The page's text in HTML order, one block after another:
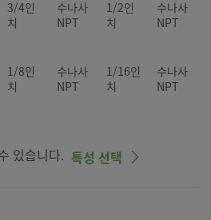
3/4인
치
수나사
NPT
1/2인
치
수나사
NPT
1/8인
치
수나사
NPT
1/16인
치
수나사
NPT
있습니다. 특성 선택